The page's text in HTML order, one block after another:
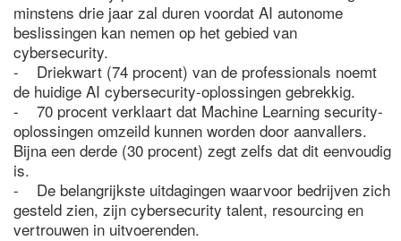
minstens drie jaar zal duren voordat AI autonome
beslissingen kan nemen op het gebied van
cybersecurity.
- Driekwart (74 procent) van de professionals noemt
de huidige AI cybersecurity-oplossingen gebrekkig.
- 70 procent verklaart dat Machine Learning security-
oplossingen omzeild kunnen worden door aanvallers.
Bijna een derde (30 procent) zegt zelfs dat dit eenvoudig
is.
- De belangrijkste uitdagingen waarvoor bedrijven zich
gesteld zien, zijn cybersecurity talent, resourcing en
vertrouwen in uitvoerenden.